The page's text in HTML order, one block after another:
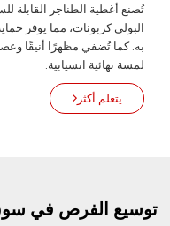
تُصنع أغطية الطناجر القابلة
البولي كربونات، مما يوفر
به. كما تُضفي مظهرًا أنيقًا
لمسة نهائية انسيابية.
يتعلم أكثر
توسيع الفرص في